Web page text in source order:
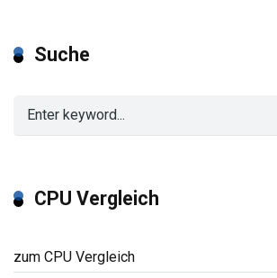
Suche
CPU Vergleich
zum CPU Vergleich